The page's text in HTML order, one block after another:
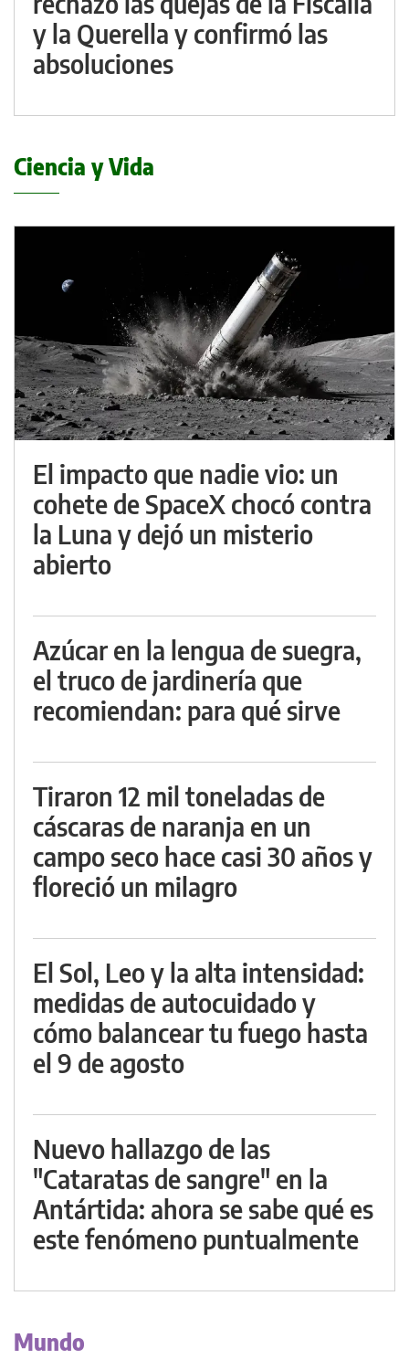
y la Querella y confirmó las
absoluciones
Ciencia y Vida
El impacto que nadie vio: un
cohete de SpaceX chocó contra
la Luna y dejó un misterio
abierto
Azúcar en la lengua de suegra,
el truco de jardinería que
recomiendan: para qué sirve
Tiraron 12 mil toneladas de
cáscaras de naranja en un
campo seco hace casi 30 años y
floreció un milagro
El Sol, Leo y la alta intensidad:
medidas de autocuidado y
cómo balancear tu fuego hasta
el 9 de agosto
Nuevo hallazgo de las
"Cataratas de sangre" en la
Antártida: ahora se sabe qué es
este fenómeno puntualmente
Mundo